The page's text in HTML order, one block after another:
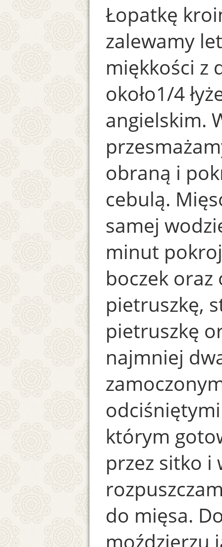
Łopatkę
zalewamy
miękkości z
około1/4
angielskim.
obraną i
cebulą.
samej
minut
boczek
pietruszkę,
pietruszkę
najmniej
którym
przez sitko i
do mięsa.
moździerzu